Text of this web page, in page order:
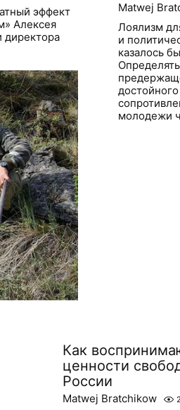
эффект
Алексея
директора
Matwej
Лоялизм
и
казалось
молодежи
Как
ценности
России
Matwej Bratchikow